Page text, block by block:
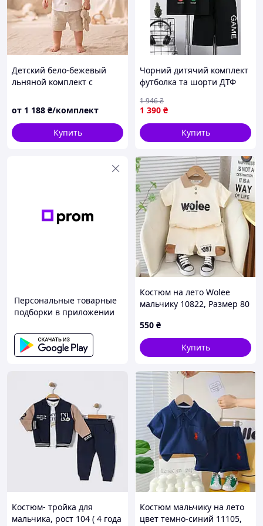
Детский бело-бежевый
льняной комплект с
для мальчика: костюм
рубашка с коротким
рукавом и шорты на
крещение
от 1 188 ₴/комплект
Купить
Чорний дитячий комплект
футболка та шорти ДТФ
1 390 ₴
1 946₴
Купить
Персональные товарные
подборки в приложении
Костюм на лето Wolee
мальчику 10822, Размер 80
550 ₴
Купить
Костюм- тройка для
мальчика, рост 104 ( 4 года
Костюм мальчику на лето
цвет темно-синий 11105,